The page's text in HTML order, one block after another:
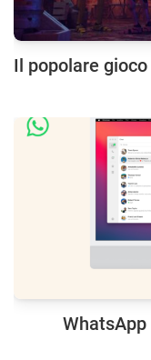
Il popolare